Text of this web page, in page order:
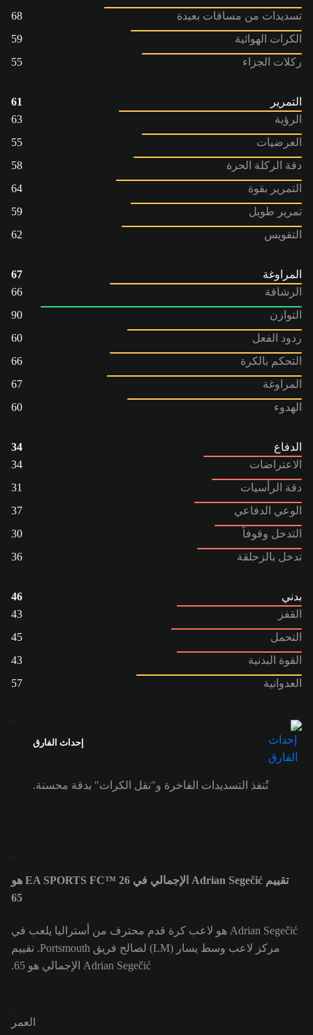
تسديدات من مسافات بعيدة
68
الكرات الهوائية
59
ركلات الجزاء
55
التمرير
61
الرؤية
63
العرضيات
55
دقة الركلة الحرة
58
التمرير بقوة
64
تمرير طويل
59
التقويس
62
المراوغة
67
الرشاقة
66
التوازن
90
ردود الفعل
60
التحكم بالكرة
66
المراوغة
67
الهدوء
60
الدفاع
34
الاعتراضات
34
دقة الرأسيات
31
الوعي الدفاعي
37
التدخل وقوفاً
30
تدخل بالزحلقة
36
بدني
46
القفز
43
التحمل
45
القوة البدنية
43
العدوانية
57
إحداث الفارق
تُنفذ التسديدات الفاخرة و"نقل الكرات" بدقة محسنة.
تقييم Adrian Segečić الإجمالي في EA SPORTS FC™ 26 هو
65
Adrian Segečić هو لاعب كرة قدم محترف من أستراليا يلعب في
مركز لاعب وسط يسار (LM) لصالح فريق Portsmouth. تقييم
Adrian Segečić الإجمالي هو 65.
العمر